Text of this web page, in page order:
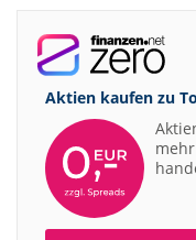
Aktien kaufen zu